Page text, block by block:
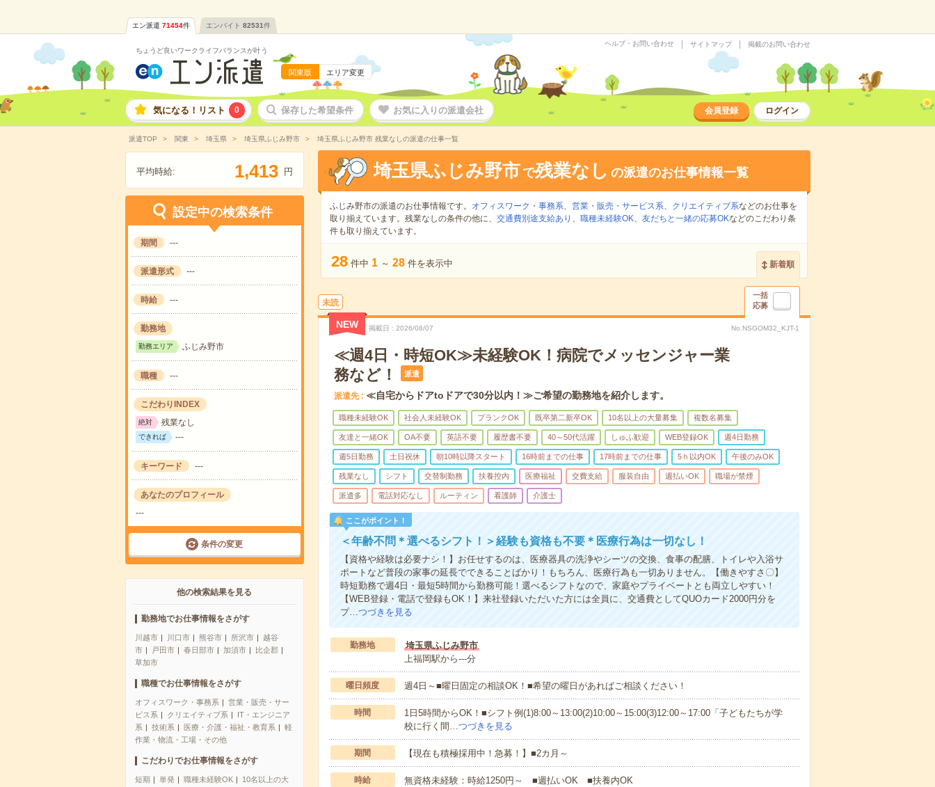
エン派遣 71454件 エンバイト 82531件
ちょうど良いワークライフバランスが叶う
関東版 エリア変更
ヘルプ・お問い合わせ サイトマップ 掲載のお問い合わせ
気になる！リスト 0 保存した希望条件 お気に入りの派遣会社 会員登録 ログイン
派遣TOP 関東 埼玉県 埼玉県ふじみ野市 埼玉県ふじみ野市 残業なしの派遣の仕事一覧
平均時給: 1,413 円
設定中の検索条件
期間 ---
派遣形式 ---
時給 ---
勤務地
勤務エリア ふじみ野市
職種 ---
こだわりINDEX
絶対 残業なし
できれば ---
キーワード ---
あなたのプロフィール
---
条件の変更
他の検索結果を見る
勤務地でお仕事情報をさがす
川越市 川口市 熊谷市 所沢市
越谷
市
戸田市 春日部市 加須市
比企郡
草加市
職種でお仕事情報をさがす
オフィスワーク・事務系
営業・販売・サー
ビス系
クリエイティブ系
IT・エンジニア
系
技術系 医療・介護・福祉・教育系
軽
作業・物流・工場・その他
こだわりでお仕事情報をさがす
短期 単発 職種未経験OK
10名以上の大
埼玉県ふじみ野市 で残業なし の派遣のお仕事情報一覧
ふじみ野市の派遣のお仕事情報です。 オフィスワーク・事務系、 営業・販売・サービス系、 クリエイティブ系などのお仕事を
取り揃えています。残業なしの条件の他に、 交通費別途支給あり 、 職種未経験OK、 友だちと一緒の応募OKなどのこだわり条
件も取り揃えています。
28 件中 1 ～ 28 件を表示中 新着順
未読
一括
応募
NEW 掲載日 2026/08/07 No.NSGOM32_KJT-1
≪週4日・時短OK≫未経験OK！病院でメッセンジャー業
務など！
派遣
派遣先 ≪自宅からドアtoドアで30分以内！≫ご希望の勤務地を紹介します。
職種未経験OK 社会人未経験OK ブランクOK 既卒第二新卒OK 10名以上の大量募集 複数名募集
友達と一緒OK OA不要 英語不要 履歴書不要 40～50代活躍 しゅふ歓迎 WEB登録OK 週4日勤務
週5日勤務 土日祝休 朝10時以降スタート 16時前までの仕事 17時前までの仕事 5ｈ以内OK 午後のみOK
残業なし シフト 交替制勤務 扶養控内 医療福祉 交費支給 服装自由 週払いOK 職場が禁煙
派遣多 電話対応なし ルーティン 看護師 介護士
ここがポイント！
＜年齢不問＊選べるシフト！＞経験も資格も不要＊医療行為は一切なし！
【資格や経験は必要ナシ！】お任せするのは、医療器具の洗浄やシーツの交換、食事の配膳、トイレや入浴サ
ポートなど普段の家事の延長でできることばかり！もちろん、医療行為も一切ありません。【働きやすさ〇】
時短勤務で週4日・最短5時間から勤務可能！選べるシフトなので、家庭やプライベートとも両立しやすい！
【WEB登録・電話で登録もOK！】来社登録いただいた方には全員に、交通費としてQUOカード2000円分を
プ…つづきを見る
勤務地
埼玉県ふじみ野市
上福岡駅から---分
曜日頻度 週4日～■曜日固定の相談OK！■希望の曜日があればご相談ください！
時間
1日5時間からOK！■シフト例(1)8:00～13:00(2)10:00～15:00(3)12:00～17:00「子どもたちが学
校に行く間…つづきを見る
期間 【現在も積極採用中！急募！】■2カ月～
時給 無資格未経験：時給1250円～ ■週払いOK ■扶養内OK